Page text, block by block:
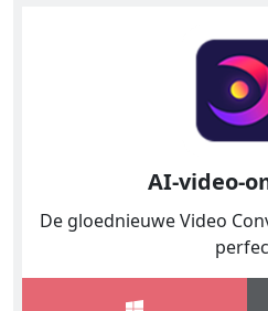
AI-video-
De gloednieuwe Video